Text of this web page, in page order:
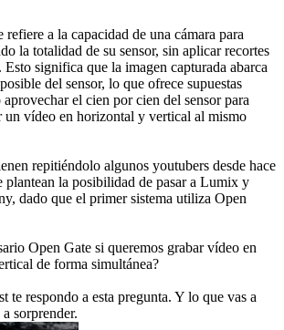
refiere a la capacidad de una cámara para
la totalidad de su sensor, sin aplicar recortes
significa que la imagen capturada abarca
del sensor, lo que ofrece supuestas
aprovechar el cien por cien del sensor para
un vídeo en horizontal y vertical al mismo
repitiéndolo algunos youtubers desde hace
plantean la posibilidad de pasar a Lumix y
dado que el primer sistema utiliza Open
Open Gate si queremos grabar vídeo en
de forma simultánea?
te respondo a esta pregunta. Y lo que vas a
sorprender.